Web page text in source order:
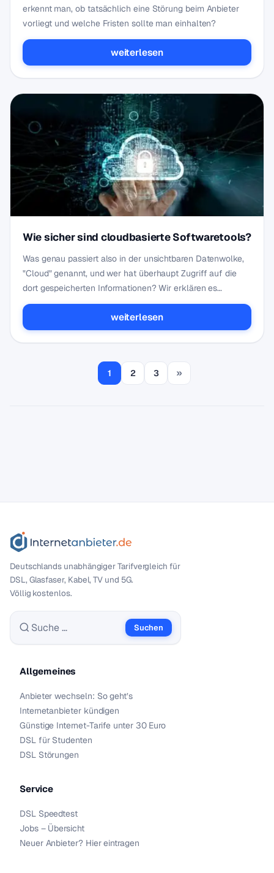
erkennt man, ob tatsächlich eine Störung beim Anbieter
vorliegt und welche Fristen sollte man einhalten?
weiterlesen
Wie sicher sind cloudbasierte Softwaretools?
Was genau passiert also in der unsichtbaren Datenwolke,
"Cloud" genannt, und wer hat überhaupt Zugriff auf die
dort gespeicherten Informationen? Wir erklären es…
weiterlesen
1 2 3 »
Deutschlands unabhängiger Tarif­vergleich für
DSL, Glasfaser, Kabel, TV und 5G.
Völlig kostenlos.
Suche nach:
Suchen
Allgemeines
Anbieter wechseln: So geht’s
Internetanbieter kündigen
Günstige Internet-Tarife unter 30 Euro
DSL für Studenten
DSL Störungen
Service
DSL Speedtest
Jobs – Übersicht
Neuer Anbieter? Hier eintragen